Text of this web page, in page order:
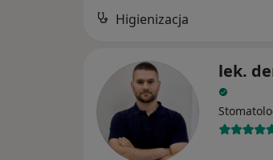
Higienizacja
lek.